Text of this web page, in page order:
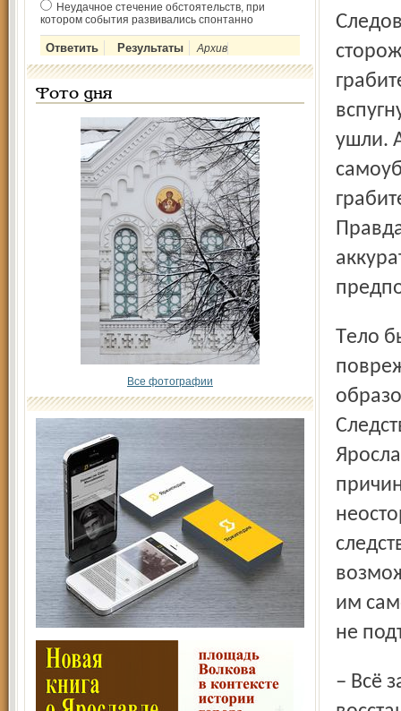
Неудачное стечение обстоятельств, при
котором события развивались спонтанно
Архив
Фото дня
Все фотографии
Следователи рассматривают разные версии. Одна из них:
ушли.
Тело было обнаружено с множественными
им
не
– Всё зависит от результатов экспертиз, тогда можно будет